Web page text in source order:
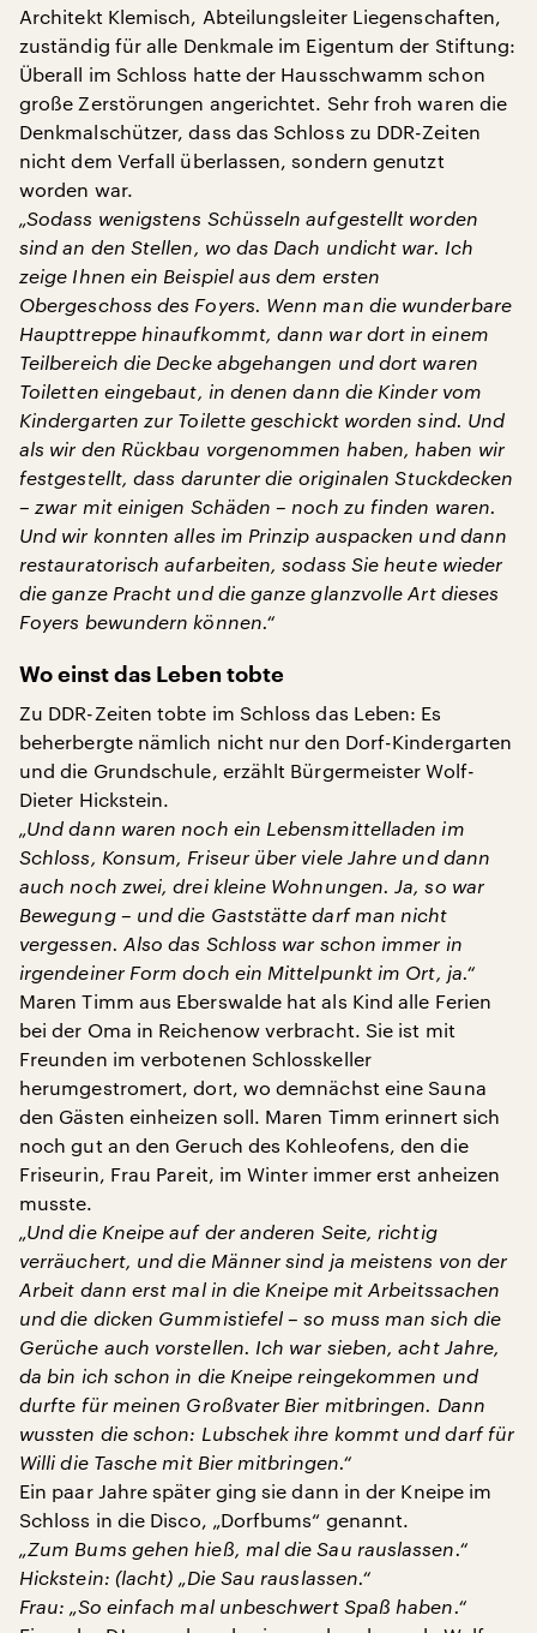
Architekt Klemisch, Abteilungsleiter Liegenschaften,
zuständig für alle Denkmale im Eigentum der Stiftung:
Überall im Schloss hatte der Hausschwamm schon
große Zerstörungen angerichtet. Sehr froh waren die
Denkmalschützer, dass das Schloss zu DDR-Zeiten
nicht dem Verfall überlassen, sondern genutzt
worden war.
„Sodass wenigstens Schüsseln aufgestellt worden
sind an den Stellen, wo das Dach undicht war. Ich
zeige Ihnen ein Beispiel aus dem ersten
Obergeschoss des Foyers. Wenn man die wunderbare
Haupttreppe hinaufkommt, dann war dort in einem
Teilbereich die Decke abgehangen und dort waren
Toiletten eingebaut, in denen dann die Kinder vom
Kindergarten zur Toilette geschickt worden sind. Und
als wir den Rückbau vorgenommen haben, haben wir
festgestellt, dass darunter die originalen Stuckdecken
– zwar mit einigen Schäden – noch zu finden waren.
Und wir konnten alles im Prinzip auspacken und dann
restauratorisch aufarbeiten, sodass Sie heute wieder
die ganze Pracht und die ganze glanzvolle Art dieses
Foyers bewundern können.“
Wo einst das Leben tobte
Zu DDR-Zeiten tobte im Schloss das Leben: Es
beherbergte nämlich nicht nur den Dorf-Kindergarten
und die Grundschule, erzählt Bürgermeister Wolf-
Dieter Hickstein.
„Und dann waren noch ein Lebensmittelladen im
Schloss, Konsum, Friseur über viele Jahre und dann
auch noch zwei, drei kleine Wohnungen. Ja, so war
Bewegung – und die Gaststätte darf man nicht
vergessen. Also das Schloss war schon immer in
irgendeiner Form doch ein Mittelpunkt im Ort, ja.“
Maren Timm aus Eberswalde hat als Kind alle Ferien
bei der Oma in Reichenow verbracht. Sie ist mit
Freunden im verbotenen Schlosskeller
herumgestromert, dort, wo demnächst eine Sauna
den Gästen einheizen soll. Maren Timm erinnert sich
noch gut an den Geruch des Kohleofens, den die
Friseurin, Frau Pareit, im Winter immer erst anheizen
musste.
„Und die Kneipe auf der anderen Seite, richtig
verräuchert, und die Männer sind ja meistens von der
Arbeit dann erst mal in die Kneipe mit Arbeitssachen
und die dicken Gummistiefel – so muss man sich die
Gerüche auch vorstellen. Ich war sieben, acht Jahre,
da bin ich schon in die Kneipe reingekommen und
durfte für meinen Großvater Bier mitbringen. Dann
wussten die schon: Lubschek ihre kommt und darf für
Willi die Tasche mit Bier mitbringen.“
Ein paar Jahre später ging sie dann in der Kneipe im
Schloss in die Disco, „Dorfbums“ genannt.
„Zum Bums gehen hieß, mal die Sau rauslassen.“
Hickstein: (lacht) „Die Sau rauslassen.“
Frau: „So einfach mal unbeschwert Spaß haben.“